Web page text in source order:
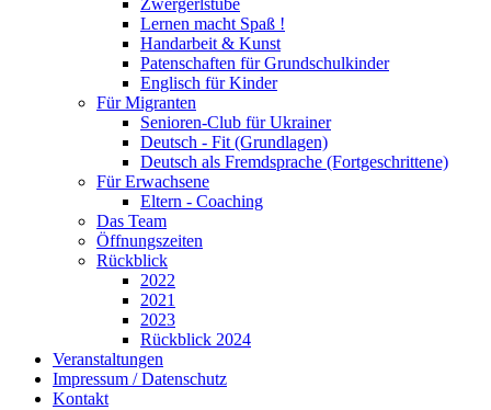
Zwergerlstube
Lernen macht Spaß !
Handarbeit & Kunst
Patenschaften für Grundschulkinder
Englisch für Kinder
Für Migranten
Senioren-Club für Ukrainer
Deutsch - Fit (Grundlagen)
Deutsch als Fremdsprache (Fortgeschrittene)
Für Erwachsene
Eltern - Coaching
Das Team
Öffnungszeiten
Rückblick
2022
2021
2023
Rückblick 2024
Veranstaltungen
Impressum / Datenschutz
Kontakt